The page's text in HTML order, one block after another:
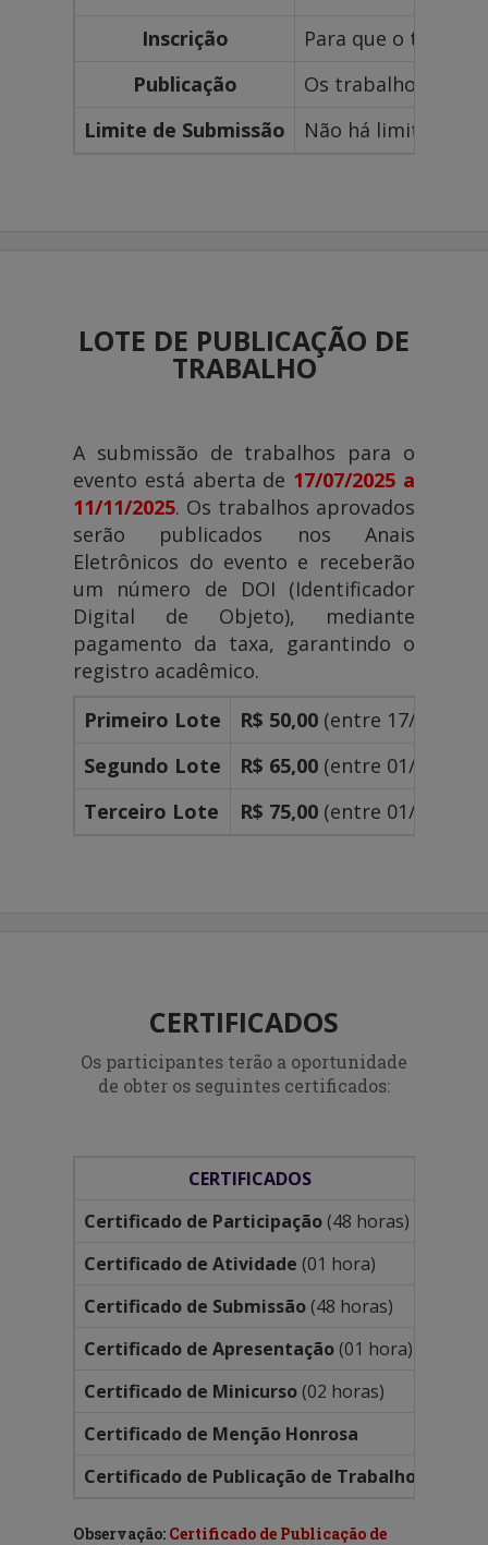
Inscrição
Para que o
Publicação
Os trabalhos que
Limite de Submissão
Não há limite
LOTE DE PUBLICAÇÃO DE
TRABALHO
A submissão de trabalhos para o
evento está aberta de 17/07/2025 a
11/11/2025. Os trabalhos aprovados
serão publicados nos Anais
Eletrônicos do evento e receberão
um número de DOI (Identificador
Digital de Objeto), mediante
pagamento da taxa, garantindo o
registro acadêmico.
Primeiro Lote
R$ 50,00 (entre 17/07/
Segundo Lote
R$ 65,00 (entre 01/09/
Terceiro Lote
R$ 75,00 (entre 01/10/
CERTIFICADOS
Os participantes terão a oportunidade
de obter os seguintes certificados:
CERTIFICADOS
Certificado de Participação(48 horas)
Certificado de Atividade (01 hora)
Certificado de Submissão(48 horas)
Certificado de Apresentação(01 hora)
Certificado de Minicurso(02 horas)
Certificado de Menção Honrosa
Certificado de Publicação de Trabalho
Observação: Certificado de Publicação de